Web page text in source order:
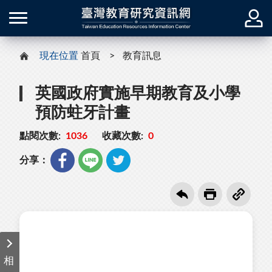
現在位置 首頁 教育訊息
英國政府實施早期教育及小學
預防蛀牙計畫
點閱次數: 1036 收藏次數: 0
分享：
相